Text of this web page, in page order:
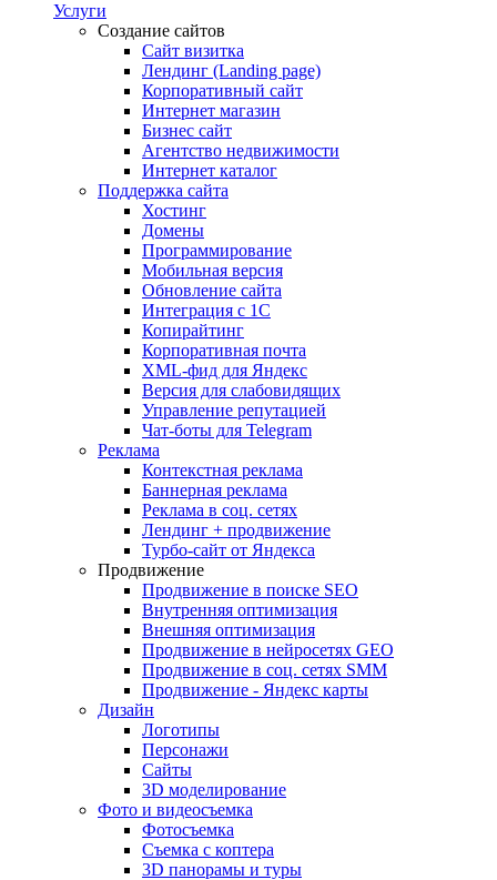
Услуги
Создание сайтов
Сайт визитка
Лендинг (Landing page)
Корпоративный сайт
Интернет магазин
Бизнес сайт
Агентство недвижимости
Интернет каталог
Поддержка сайта
Хостинг
Домены
Программирование
Мобильная версия
Обновление сайта
Интеграция с 1С
Копирайтинг
Корпоративная почта
XML-фид для Яндекс
Версия для слабовидящих
Управление репутацией
Чат-боты для Telegram
Реклама
Контекстная реклама
Баннерная реклама
Реклама в соц. сетях
Лендинг + продвижение
Турбо-сайт от Яндекса
Продвижение
Продвижение в поиске SEO
Внутренняя оптимизация
Внешняя оптимизация
Продвижение в нейросетях GEO
Продвижение в соц. сетях SMM
Продвижение - Яндекс карты
Дизайн
Логотипы
Персонажи
Сайты
3D моделирование
Фото и видеосъемка
Фотосъемка
Съемка с коптера
3D панорамы и туры